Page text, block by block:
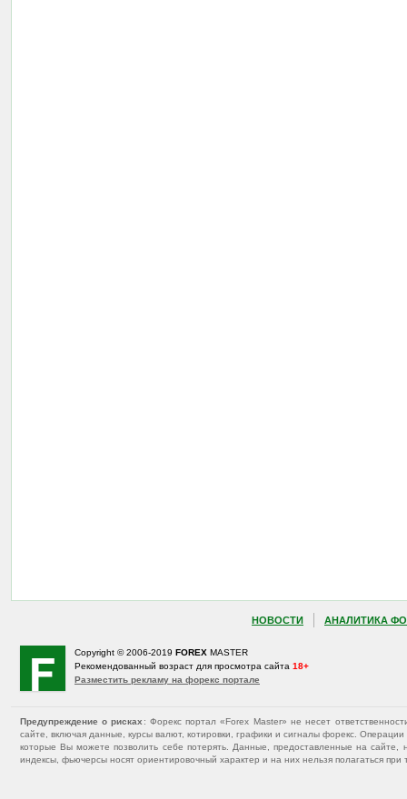
НОВОСТИ АНАЛИТИКА
Copyright © 2006-2019 FOREX MASTER
Рекомендованный возраст для просмотра сайта 18+
Разместить рекламу на форекс портале
Предупреждение о рисках : Форекс портал «Forex Master» не несет
сайте, включая данные, курсы валют, котировки, графики и сигналы форекс.
которые Вы можете позволить себе потерять. Данные, предоставленные на
индексы, фьючерсы носят ориентировочный характер и на них нельзя полагаться при